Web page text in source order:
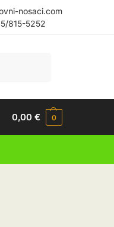
nosaci.com
815-5252
0,00€ 0